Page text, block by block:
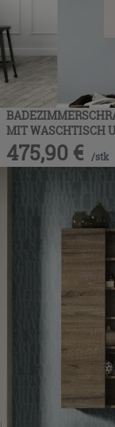
MIT WASCHTISCH
475,90 € /stk